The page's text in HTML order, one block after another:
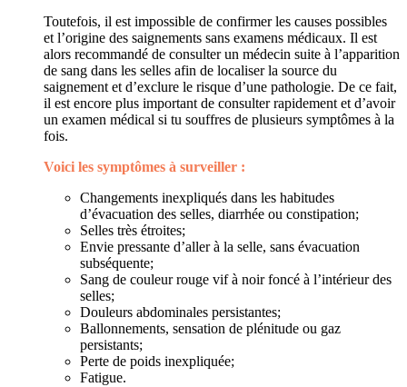
Toutefois, il est impossible de confirmer les causes possibles
et l’origine des saignements sans examens médicaux. Il est
alors recommandé de consulter un médecin suite à l’apparition
de sang dans les selles afin de localiser la source du
saignement et d’exclure le risque d’une pathologie. De ce fait,
il est encore plus important de consulter rapidement et d’avoir
un examen médical si tu souffres de plusieurs symptômes à la
fois.
Voici les symptômes à surveiller :
Changements inexpliqués dans les habitudes
d’évacuation des selles, diarrhée ou constipation;
Selles très étroites;
Envie pressante d’aller à la selle, sans évacuation
subséquente;
Sang de couleur rouge vif à noir foncé à l’intérieur des
selles;
Douleurs abdominales persistantes;
Ballonnements, sensation de plénitude ou gaz
persistants;
Perte de poids inexpliquée;
Fatigue.